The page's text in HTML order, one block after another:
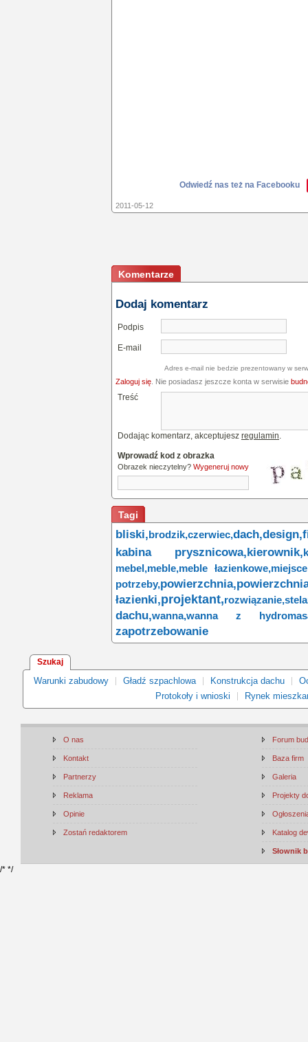
Odwiedź nas też na Facebooku
2011-05-12
Komentarze
Dodaj komentarz
Podpis
E-mail
Adres e-mail nie bedzie prezentowany w
Zaloguj się . Nie posiadasz jeszcze konta w serwisie
Treść
Dodając komentarz, akceptujesz regulamin.
Wprowadź kod z obrazka
Obrazek nieczytelny? Wygeneruj nowy
Tagi
bliski,brodzik,czerwiec,dach,design,
kabina prysznicowa,kierownik,
mebel,meble,meble łazienkowe,
potrzeby,powierzchnia,
łazienki,projektant,rozwiązanie,
dachu,wanna,wanna z
zapotrzebowanie
Szukaj
Warunki zabudowy Gładź szpachlowa Konstrukcja dachu
Protokoły i wnioski
Rynek
O nas
Kontakt
Partnerzy
Reklama
Opinie
Zostań redaktorem
Forum
Baza firm
Galeria
Projekty
Katalog
Słownik
/* */